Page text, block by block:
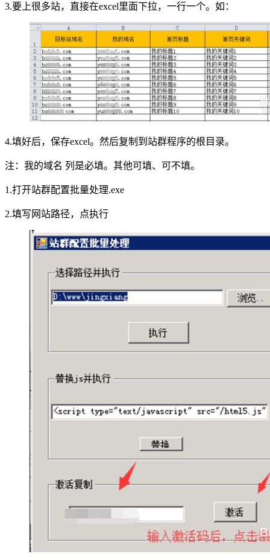
3.要上很多站，直接在excel里面下拉，一行一个。如：
4.填好后，保存excel。然后复制到站群程序的根目录。
注：我的域名 列是必填。其他可填、可不填。
1.打开站群配置批量处理.exe
2.填写网站路径，点执行